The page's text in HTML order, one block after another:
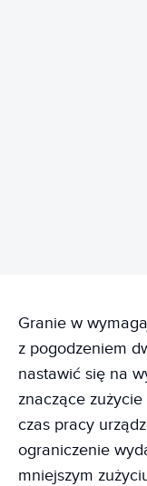
Granie w
z pogodzeniem
nastawić się na
znaczące
czas pracy
ograniczenie
mniejszym